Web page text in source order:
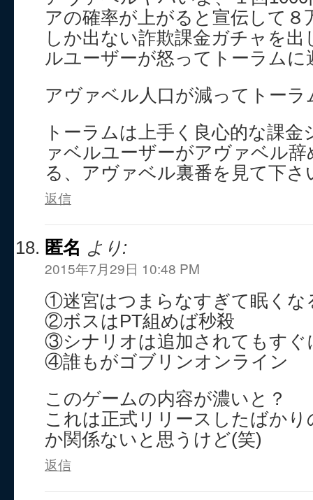
アの確率が上がると宣伝して８
しか出ない詐欺課金ガチャを
ルユーザーが怒ってトーラムに
アヴァベル人口が減ってトー
トーラムは上手く良心的な課
ァベルユーザーがアヴァベル
る、アヴァベル裏番を見て下さ
返信
匿名 より:
2015年7月29日 10:48 PM
①迷宮はつまらなすぎて眠くな
②ボスはPT組めば秒殺
③シナリオは追加されてもすぐ
④誰もがゴブリンオンライン
このゲームの内容が濃いと？
これは正式リリースしたばか
か関係ないと思うけど(笑)
返信